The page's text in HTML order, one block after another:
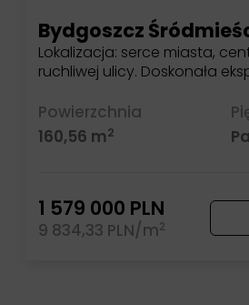
Bydgoszcz
Lokalizacja: serce miasta,
ruchliwej ulicy. Doskonała
Powierzchnia
160,56 m2
1 579 000 PLN
9 834,33 PLN/m2